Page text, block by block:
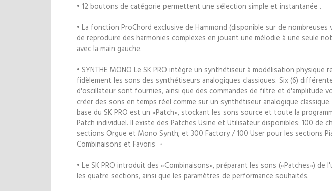
• 12 boutons de catégorie permettent une sélection simple et instantanée .
• La fonction ProChord exclusive de Hammond (disponible sur de nombreuses
de reproduire des harmonies complexes en jouant une mélodie à une seule
avec la main gauche.
• SYNTHE MONO Le SK PRO intègre un synthétiseur à modélisation physique
fidèlement les sons des synthétiseurs analogiques classiques. Six (6)
d'oscillateur sont fournies, ainsi que des commandes de filtre et d'amplitude
créer des sons en temps réel comme sur un synthétiseur analogique
base du SK PRO est un «Patch», stockant les sons source et toute la
Patch individuel. Il existe des Patches Usine et Utilisateur disponibles: 100 de
sections Orgue et Mono Synth; et 300 Factory / 100 User pour les sections
Combinaisons et Favoris ・
• Le SK PRO introduit des «Combinaisons», préparant les sons («Patches») de
les quatre sections, ainsi que les paramètres de performance souhaités.